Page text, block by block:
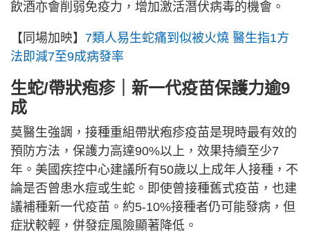
飲酒亦會削弱免疫力，增加激活潛伏病毒的機會。
【同場加映】 7類人易生蛇痛到似被火燒 醫生指1方
法即減7至9成病發率
生蛇/帶狀疱疹｜新一代疫苗保護力逾9
成
莫醫生強調，接種重組帶狀疱疹疫苗是現時最有效的
預防方法，保護力高達90%以上，效果持續至少7
年。美國疾控中心建議所有50歲以上成年人接種，不
論是否曾患水痘或生蛇。即使曾接種舊式疫苗，也建
議補種新一代疫苗。約5-10%接種者仍可能發病，但
症狀較輕，併發症風險顯著降低。